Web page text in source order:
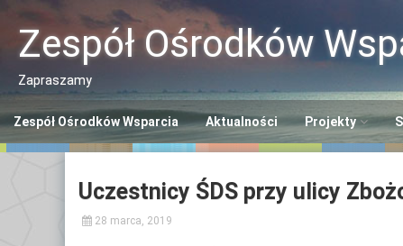
treściZespół Ośrodków
Zapraszamy
Zespół Ośrodków Wsparcia Aktualności Projekty
Seniorzy ASY”
Uczestnicy ŚDS przy ulicy
28 marca, 2019